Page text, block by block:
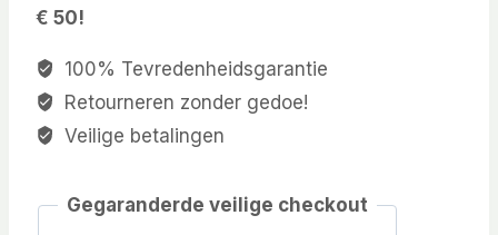
€ 50!
100% Tevredenheidsgarantie
Retourneren zonder gedoe!
Veilige betalingen
Gegaranderde veilige checkout